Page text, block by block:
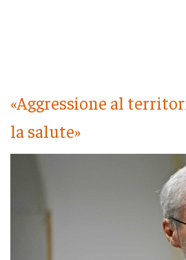
«Aggressione al
la salute»